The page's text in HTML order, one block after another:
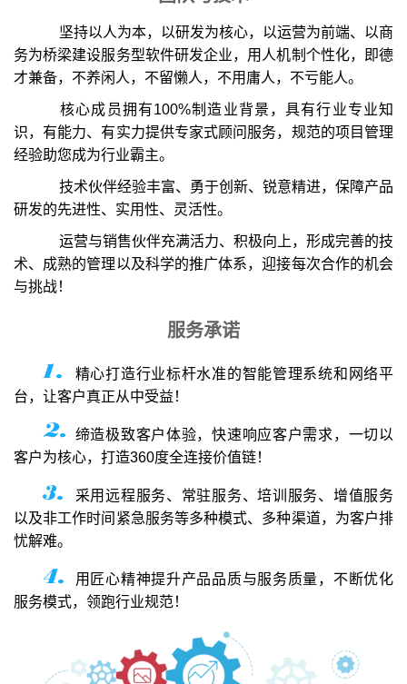
坚持以人为本，以研发为核心，以运营为前端、以商
务为桥梁建设服务型软件研发企业，用人机制个性化，即德
才兼备，不养闲人，不留懒人，不用庸人，不亏能人。
核心成员拥有100%制造业背景，具有行业专业知
识，有能力、有实力提供专家式顾问服务，规范的项目管理
经验助您成为行业霸主。
技术伙伴经验丰富、勇于创新、锐意精进，保障产品
研发的先进性、实用性、灵活性。
运营与销售伙伴充满活力、积极向上，形成完善的技
术、成熟的管理以及科学的推广体系，迎接每次合作的机会
与挑战！
服务承诺
精心打造行业标杆水准的智能管理系统和网络平
台，让客户真正从中受益！
缔造极致客户体验，快速响应客户需求，一切以
客户为核心，打造360度全连接价值链！
采用远程服务、常驻服务、培训服务、增值服务
以及非工作时间紧急服务等多种模式、多种渠道，为客户排
忧解难。
用匠心精神提升产品品质与服务质量，不断优化
服务模式，领跑行业规范！